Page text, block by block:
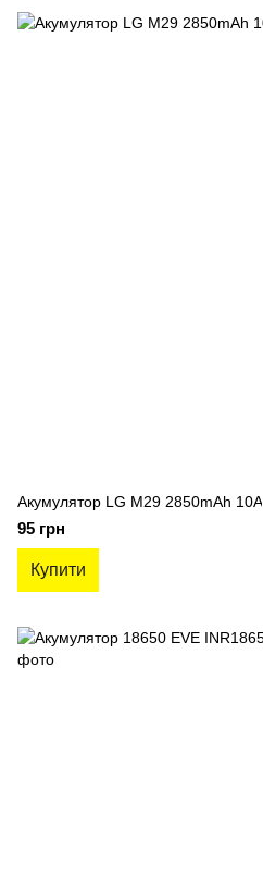
Акумулятор LG M29 2850mAh 10A
95 грн
Купити